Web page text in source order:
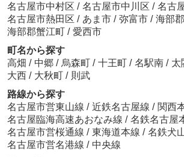
名古屋市中村区 / 名古屋市中川区 / 名古
名古屋市熱田区 / あま市 / 弥富市 / 海部
海部郡蟹江町 / 愛西市
町名から探す
高畑 / 中郷 / 烏森町 / 十王町 / 名駅南 / 太
大西 / 大秋町 / 則武
路線から探す
名古屋市営東山線 / 近鉄名古屋線 / 関西
名古屋臨海高速あおなみ線 / 名鉄名古屋
名古屋市営桜通線 / 東海道本線 / 名鉄犬
名古屋市営名港線 / 中央線